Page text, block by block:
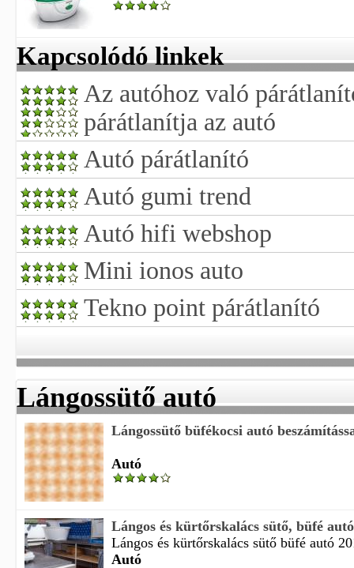
Kapcsolódó linkek
Az autóhoz való
párátlanítja az autó
Autó párátlanító
Autó gumi trend
Autó hifi webshop
Mini ionos auto
Tekno point párátlanító
Lángossütő autó
Lángossütő büfékocsi autó
Autó
Lángos és kürtőrskalács sütő, büfé autó
Lángos és kürtőrskalács sütő büfé autó
Autó